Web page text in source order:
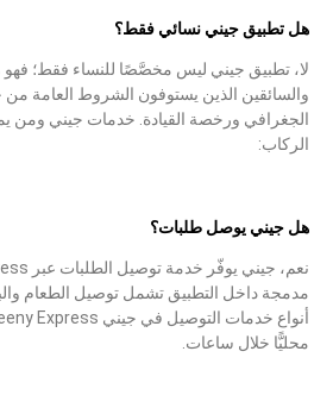
هل تطبيق جيني نسائي فقط؟
لا، تطبيق جيني ليس مخصَّصًا للنساء فقط؛ فهو
والسائقين الذين يستوفون الشروط العامة من
الجغرافي ورخصة القيادة. خدمات جيني ومن
الركاب:
هل جيني يوصل طلبات؟
مدمجة داخل التطبيق تشمل توصيل الطعام
محليًّا خلال ساعات.